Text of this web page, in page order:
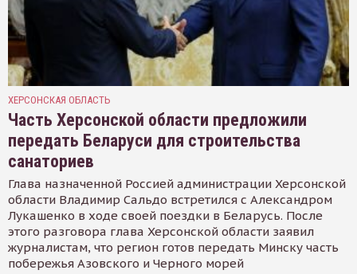
ХЕРСОНСКАЯ ОБЛАСТЬ
Часть Херсонской области предложили
передать Беларуси для строительства
санаториев
Глава назначенной Россией администрации Херсонской
области Владимир Сальдо встретился с Александром
Лукашенко в ходе своей поездки в Беларусь. После
этого разговора глава Херсонской области заявил
журналистам, что регион готов передать Минску часть
побережья Азовского и Черного морей